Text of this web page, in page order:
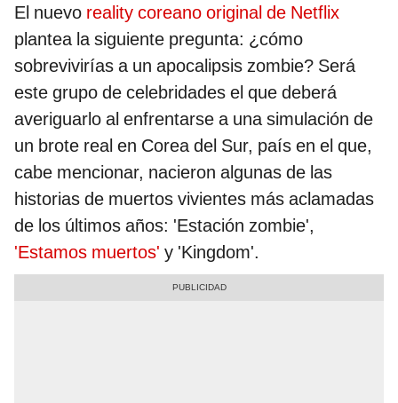
El nuevo reality coreano original de Netflix
plantea la siguiente pregunta: ¿cómo
sobrevivirías a un apocalipsis zombie? Será
este grupo de celebridades el que deberá
averiguarlo al enfrentarse a una simulación de
un brote real en Corea del Sur, país en el que,
cabe mencionar, nacieron algunas de las
historias de muertos vivientes más aclamadas
de los últimos años: 'Estación zombie',
'Estamos muertos' y 'Kingdom'.